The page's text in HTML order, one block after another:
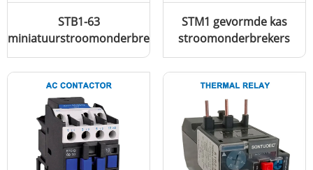
STB1-63
miniatuurstroomonderbreker
STM1 gevormde kas
stroomonderbrekers